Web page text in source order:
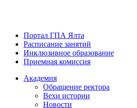
Портал ГПА Ялта
Расписание занятий
Инклюзивное образование
Приемная комиссия
Академия
Обращение ректора
Вехи истории
Новости